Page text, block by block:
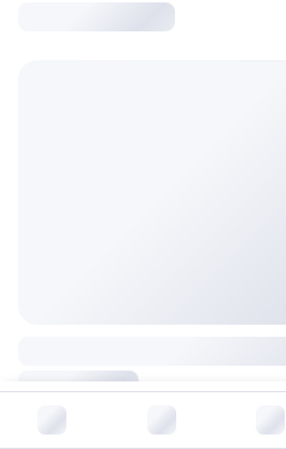
В корзину за